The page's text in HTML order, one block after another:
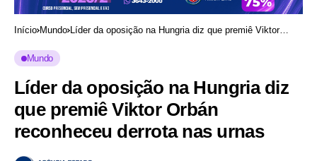
Início Mundo Líder da oposição na Hungria diz que premiê Viktor
Mundo
Líder da oposição na Hungria diz
que premiê Viktor Orbán
reconheceu derrota nas urnas